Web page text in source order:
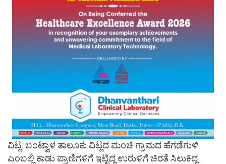
ವಿಟ್ಲ: ಬಂಟ್ವಾಳ ತಾಲೂಕು ವಿಟ್ಲದ ಮಂಚಿ ಗ್ರಾಮದ ಹೆಗಡೆಗುಳಿ
ಎಂಬಲ್ಲಿ ಕಾಡು ಪ್ರಾಣಿಗಳಿಗೆ ಇಟ್ಟಿದ್ದ ಉರುಳಿಗೆ ಚಿರತೆ ಸಿಲುಕಿದ್ದ